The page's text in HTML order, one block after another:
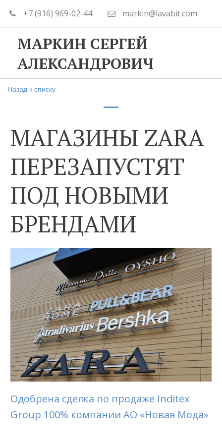
+7 (916) 969-02-44 markin@lavabit.com
МАРКИН СЕРГЕЙ
АЛЕКСАНДРОВИЧ
Назад к списку
МАГАЗИНЫ ZARA
ПЕРЕЗАПУСТЯТ
ПОД НОВЫМИ
БРЕНДАМИ
Одобрена сделка по продаже Inditex
Group 100% компании АО «Новая Мода»